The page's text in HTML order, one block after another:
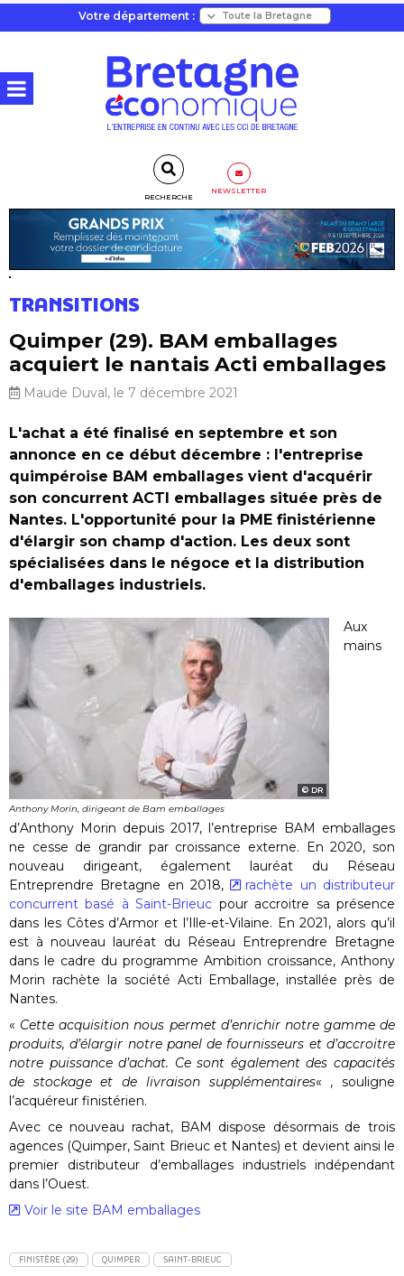
Votre département :
RECHERCHE
NEWSLETTER
TRANSITIONS
Quimper (29). BAM emballages
acquiert le nantais Acti emballages
Maude Duval, le 7 décembre 2021
L'achat a été finalisé en septembre et son
annonce en ce début décembre : l'entreprise
quimpéroise BAM emballages vient d'acquérir
son concurrent ACTI emballages située près de
Nantes. L'opportunité pour la PME finistérienne
d'élargir son champ d'action. Les deux sont
spécialisées dans le négoce et la distribution
d'emballages industriels.
DR
Anthony Morin, dirigeant de Bam emballages
Aux
mains
d’Anthony Morin depuis 2017, l’entreprise BAM emballages
ne cesse de grandir par croissance externe. En 2020, son
nouveau dirigeant, également lauréat du Réseau
Entreprendre Bretagne en 2018,
rachète un distributeur
concurrent basé à Saint-Brieuc pour accroitre sa présence
dans les Côtes d’Armor et l’Ille-et-Vilaine. En 2021, alors qu’il
est à nouveau lauréat du Réseau Entreprendre Bretagne
dans le cadre du programme Ambition croissance, Anthony
Morin rachète la société Acti Emballage, installée près de
Nantes.
« Cette acquisition nous permet d’enrichir notre gamme de
produits, d’élargir notre panel de fournisseurs et d’accroitre
notre puissance d’achat. Ce sont également des capacités
de stockage et de livraison supplémentaires« , souligne
l’acquéreur finistérien.
Avec ce nouveau rachat, BAM dispose désormais de trois
agences (Quimper, Saint Brieuc et Nantes) et devient ainsi le
premier distributeur d’emballages industriels indépendant
dans l’Ouest.
Voir le site BAM emballages
FINISTÈRE (29) QUIMPER SAINT-BRIEUC